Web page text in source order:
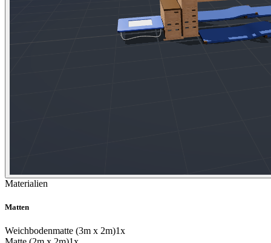
Materialien
Matten
Weichbodenmatte (3m x 2m)1x